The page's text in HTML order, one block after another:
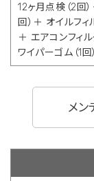
12ヶ月点検（2回
回）＋ オイルフィ
＋ エアコンフィル
ワイパーゴム（1回）
メン